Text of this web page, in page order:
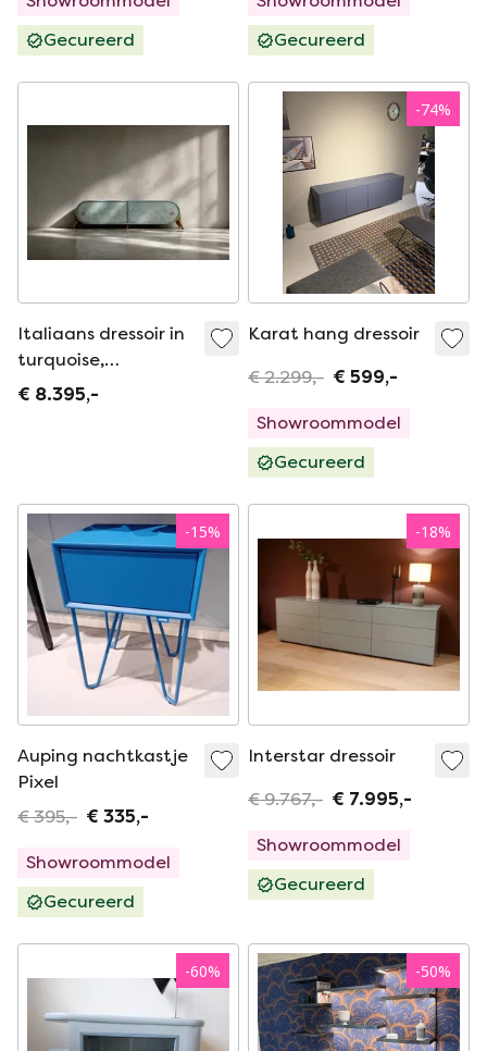
Gecureerd
Gecureerd
Italiaans dressoir in
turquoise,
gestroomlijnde
€ 8.395,-
-74%
Karat hang dressoir
€ 2.299,- € 599,-
Showroommodel
Gecureerd
-15%
Auping nachtkastje
Pixel
€ 395,- € 335,-
Showroommodel
Gecureerd
-18%
Interstar dressoir
€ 9.767,- € 7.995,-
Showroommodel
Gecureerd
-60% -50%